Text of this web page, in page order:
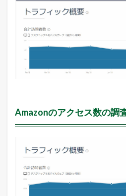
Amazonのアクセス数の調